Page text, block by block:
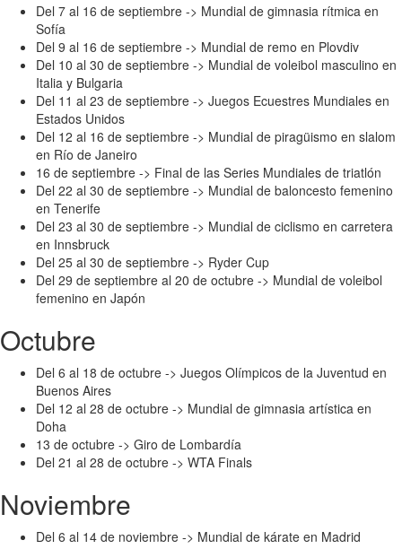
Del 7 al 16 de septiembre -> Mundial de gimnasia rítmica en
Sofía
Del 9 al 16 de septiembre -> Mundial de remo en Plovdiv
Del 10 al 30 de septiembre -> Mundial de voleibol masculino en
Italia y Bulgaria
Del 11 al 23 de septiembre -> Juegos Ecuestres Mundiales en
Estados Unidos
Del 12 al 16 de septiembre -> Mundial de piragüismo en slalom
en Río de Janeiro
16 de septiembre -> Final de las Series Mundiales de triatlón
Del 22 al 30 de septiembre -> Mundial de baloncesto femenino
en Tenerife
Del 23 al 30 de septiembre -> Mundial de ciclismo en carretera
en Innsbruck
Del 25 al 30 de septiembre -> Ryder Cup
Del 29 de septiembre al 20 de octubre -> Mundial de voleibol
femenino en Japón
Octubre
Del 6 al 18 de octubre -> Juegos Olímpicos de la Juventud en
Buenos Aires
Del 12 al 28 de octubre -> Mundial de gimnasia artística en
Doha
13 de octubre -> Giro de Lombardía
Del 21 al 28 de octubre -> WTA Finals
Noviembre
Del 6 al 14 de noviembre -> Mundial de kárate en Madrid